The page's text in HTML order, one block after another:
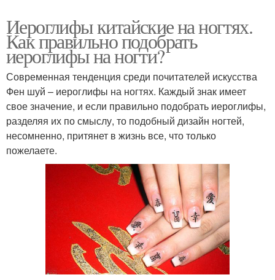
Иероглифы китайские на ногтях.
Как правильно подобрать
иероглифы на ногти?
Современная тенденция среди почитателей искусства
Фен шуй – иероглифы на ногтях. Каждый знак имеет
свое значение, и если правильно подобрать иероглифы,
разделяя их по смыслу, то подобный дизайн ногтей,
несомненно, притянет в жизнь все, что только
пожелаете.